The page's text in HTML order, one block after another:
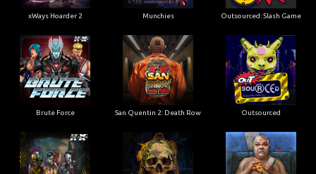
xWays Hoarder 2 Munchies Outsourced: Slash Game
Brute Force San Quentin 2: Death Row Outsourced